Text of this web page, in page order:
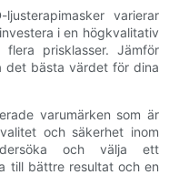
varierar
i en högkvalitativ
prisklasser. Jämför
det bästa värdet för dina
varumärken som är
och säkerhet inom
och välja ett
till bättre resultat och en